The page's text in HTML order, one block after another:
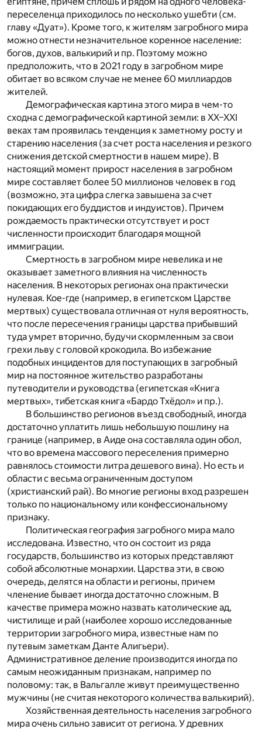
переселенца приходилось по несколько ушебти (см.
главу «Дуат»). Кроме того, к жителям загробного мира
можно отнести незначительное коренное население:
богов, духов, валькирий и пр. Поэтому можно
предположить, что в 2021 году в загробном мире
обитает во всяком случае не менее 60 миллиардов
жителей.
Демографическая картина этого мира в чем-то
сходна с демографической картиной земли: в XX–XXI
веках там проявилась тенденция к заметному росту и
старению населения (за счет роста населения и резкого
снижения детской смертности в нашем мире). В
настоящий момент прирост населения в загробном
мире составляет более 50 миллионов человек в год
(возможно, эта цифра слегка завышена за счет
покидающих его буддистов и индуистов). Причем
рождаемость практически отсутствует и рост
численности происходит благодаря мощной
иммиграции.
Смертность в загробном мире невелика и не
оказывает заметного влияния на численность
населения. В некоторых регионах она практически
нулевая. Кое-где (например, в египетском Царстве
мертвых) существовала отличная от нуля вероятность,
что после пересечения границы царства прибывший
туда умрет вторично, будучи скормленным за свои
грехи льву с головой крокодила. Во избежание
подобных инцидентов для поступающих в загробный
мир на постоянное жительство разработаны
путеводители и руководства (египетская «Книга
мертвых», тибетская книга «Бардо Тхёдол» и пр.).
В большинство регионов въезд свободный, иногда
достаточно уплатить лишь небольшую пошлину на
границе (например, в Аиде она составляла один обол,
что во времена массового переселения примерно
равнялось стоимости литра дешевого вина). Но есть и
области с весьма ограниченным доступом
(христианский рай). Во многие регионы вход разрешен
только по национальному или конфессиональному
признаку.
Политическая география загробного мира мало
исследована. Известно, что он состоит из ряда
государств, большинство из которых представляют
собой абсолютные монархии. Царства эти, в свою
очередь, делятся на области и регионы, причем
членение бывает иногда достаточно сложным. В
качестве примера можно назвать католические ад,
чистилище и рай (наиболее хорошо исследованные
территории загробного мира, известные нам по
путевым заметкам Данте Алигьери).
Административное деление производится иногда по
самым неожиданным признакам, например по
половому: так, в Вальгалле живут преимущественно
мужчины (не считая некоторого количества валькирий).
Хозяйственная деятельность населения загробного
мира очень сильно зависит от региона. У древних